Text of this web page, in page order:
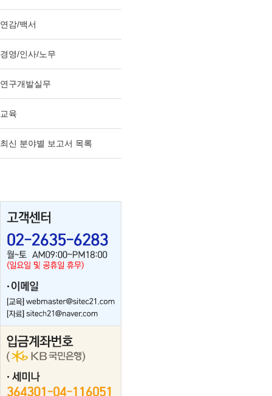
연감/백서
경영/인사/노무
연구개발실무
교육
최신 분야별 보고서 목록